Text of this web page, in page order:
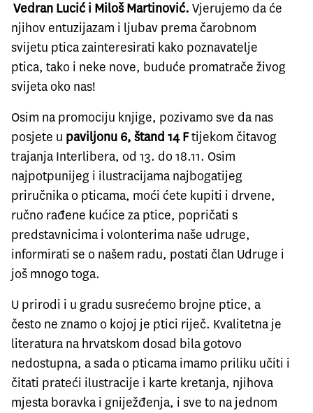
Vedran Lucić i Miloš Martinović. Vjerujemo da će
njihov entuzijazam i ljubav prema čarobnom
svijetu ptica zainteresirati kako poznavatelje
ptica, tako i neke nove, buduće promatrače živog
svijeta oko nas!
Osim na promociju knjige, pozivamo sve da nas
posjete u paviljonu 6, štand 14 Ftijekom čitavog
trajanja Interlibera, od 13. do 18.11. Osim
najpotpunijeg i ilustracijama najbogatijeg
priručnika o pticama, moći ćete kupiti i drvene,
ručno rađene kućice za ptice, popričati s
predstavnicima i volonterima naše udruge,
informirati se o našem radu, postati član Udruge i
još mnogo toga.
U prirodi i u gradu susrećemo brojne ptice, a
često ne znamo o kojoj je ptici riječ. Kvalitetna je
literatura na hrvatskom dosad bila gotovo
nedostupna, a sada o pticama imamo priliku učiti i
čitati prateći ilustracije i karte kretanja, njihova
mjesta boravka i gniježđenja, i sve to na jednom